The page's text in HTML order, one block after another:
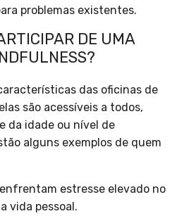
problemas existentes.
DE UMA
das oficinas de
são acessíveis a todos,
da idade ou nível de
alguns exemplos de quem
estresse elevado no
vida pessoal.